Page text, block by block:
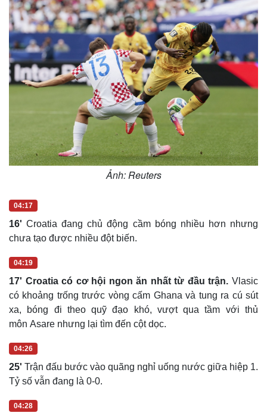
04:13
04:17
16'Croatia đang chủ động cầm bóng nhiều hơn nhưng
chưa tạo được nhiều đột biến.
04:19
17' Croatia có cơ hội ngon ăn nhất từ đầu trận.Vlasic
có khoảng trống trước vòng cấm Ghana và tung ra cú sút
xa, bóng đi theo quỹ đạo khó, vượt qua tầm với thủ
môn Asare nhưng lại tìm đến cột dọc.
04:26
25' Trận đấu bước vào quãng nghỉ uống nước giữa hiệp 1.
Tỷ số vẫn đang là 0-0.